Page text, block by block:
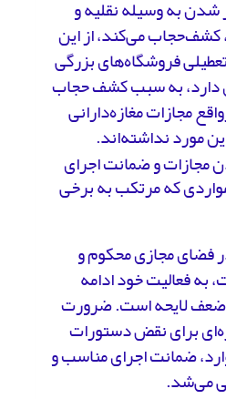
به وسیله نقلیه و
کشف‌حجاب می‌کند، از این
فروشگاه‌های بزرگی
دارد، به سبب کشف حجاب
مجازات مغازه‌دارانی
مورد نداشته‌اند.
مجازات و ضمانت اجرای
که مرتکب به برخی
فضای مجازی محکوم و
به فعالیت خود ادامه
ضعف لایحه است. ضرورت
برای نقض دستورات
ضمانت اجرای مناسب و
می‌شد.